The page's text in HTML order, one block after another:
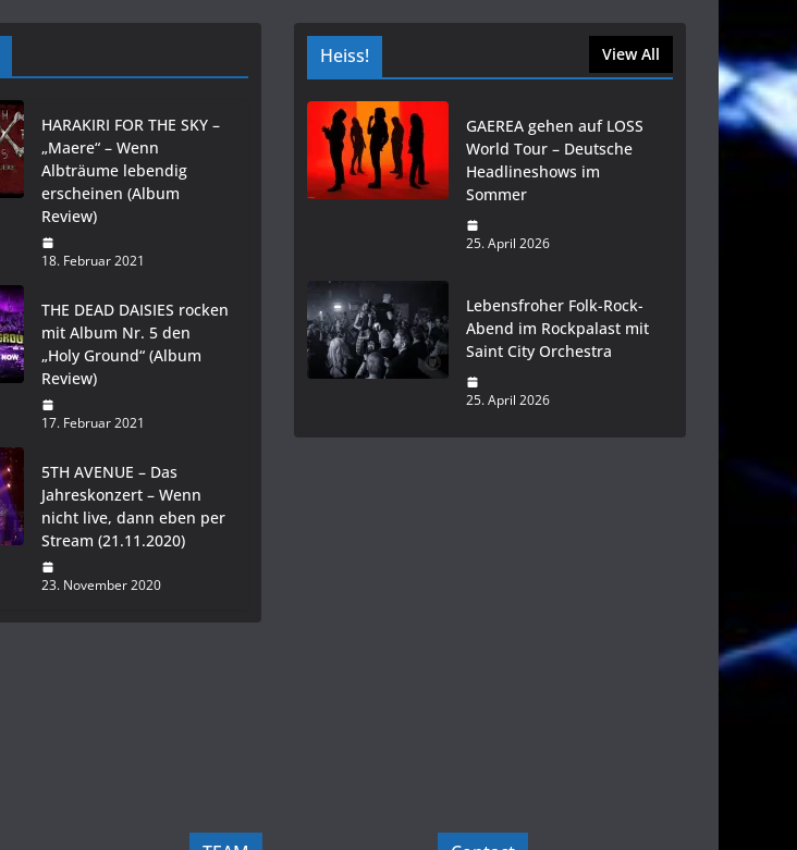
HARAKIRI FOR THE SKY –
„Maere“ – Wenn
Albträume lebendig
erscheinen (Album
Review)
18. Februar 2021
THE DEAD DAISIES rocken
mit Album Nr. 5 den
„Holy Ground“ (Album
Review)
17. Februar 2021
5TH AVENUE – Das
Jahreskonzert – Wenn
nicht live, dann eben per
Stream (21.11.2020)
23. November 2020
Heiss! View All
GAEREA gehen auf LOSS
World Tour – Deutsche
Headlineshows im
Sommer
25. April 2026
Lebensfroher Folk-Rock-
Abend im Rockpalast mit
Saint City Orchestra
25. April 2026